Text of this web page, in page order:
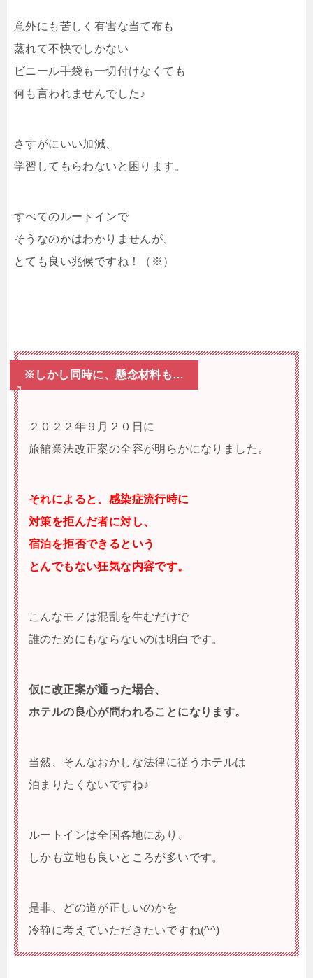
意外にも苦しく有害な当て布も
蒸れて不快でしかない
ビニール手袋も一切付けなくても
何も言われませんでした♪
さすがにいい加減、
学習してもらわないと困ります。
すべてのルートインで
そうなのかはわかりませんが、
とても良い兆候ですね！（※）
※しかし同時に、懸念材料も…
２０２２年９月２０日に
旅館業法改正案の全容が明らかになりました。
それによると、感染症流行時に
対策を拒んだ者に対し、
宿泊を拒否できるという
とんでもない狂気な内容です。
こんなモノは混乱を生むだけで
誰のためにもならないのは明白です。
仮に改正案が通った場合、
ホテルの良心が問われることになります。
当然、そんなおかしな法律に従うホテルは
泊まりたくないですね♪
ルートインは全国各地にあり、
しかも立地も良いところが多いです。
是非、どの道が正しいのかを
冷静に考えていただきたいですね(^^)